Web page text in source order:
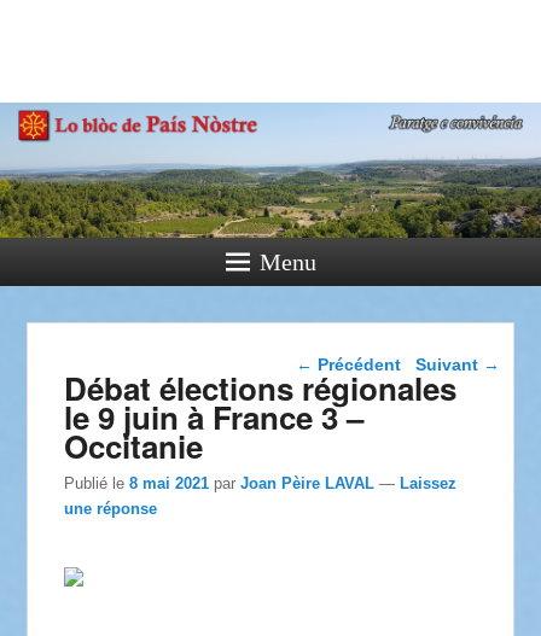
Paratge e Convivència
Menu
Navigation dans les
articles
← Précédent Suivant →
Débat élections régionales
le 9 juin à France 3 –
Occitanie
Publié le8 mai 2021 parJoan Pèire LAVAL —Laissez
une réponse